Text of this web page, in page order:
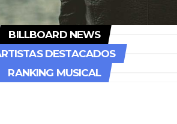
BILLBOARD NEWS
DESTACADOS
RANKING MUSICAL